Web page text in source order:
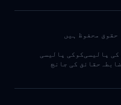
حقوق محفوظ ہیں
کی پالیسیکوکی پالیسی
حقائق کی جانچ